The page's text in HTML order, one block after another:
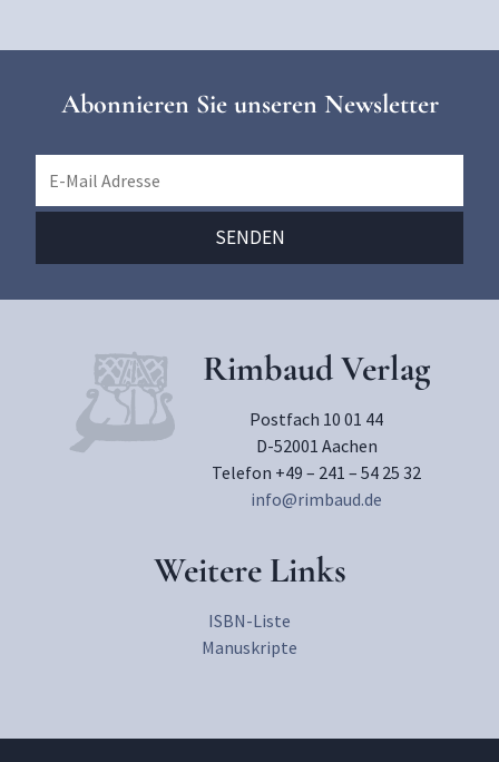
Abonnieren Sie unseren Newsletter
Rimbaud Verlag
Postfach 10 01 44
D-52001 Aachen
Telefon +49 – 241 – 54 25 32
info@rimbaud.de
Weitere Links
ISBN-Liste
Manuskripte